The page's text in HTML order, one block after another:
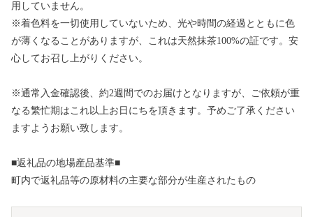
用していません。
※着色料を一切使用していないため、光や時間の経過とともに色
が薄くなることがありますが、これは天然抹茶100%の証です。安
心してお召し上がりください。
※通常入金確認後、約2週間でのお届けとなりますが、ご依頼が重
なる繁忙期はこれ以上お日にちを頂きます。予めご了承ください
ますようお願い致します。
■返礼品の地場産品基準■
町内で返礼品等の原材料の主要な部分が生産されたもの